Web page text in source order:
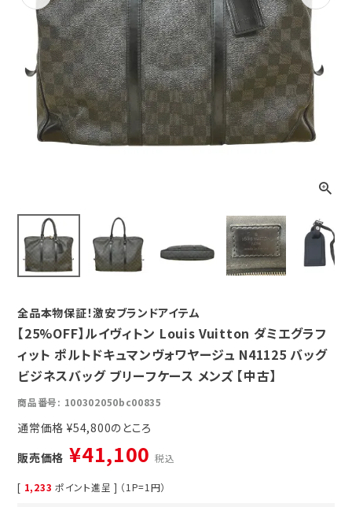
Previous Next
全品本物保証！激安ブランドアイテム
【25%OFF】ルイヴィトン Louis Vuitton ダミエグラフ
ィット ポルトドキュマンヴォワヤージュ N41125 バッグ
ビジネスバッグ ブリーフケース メンズ 【中古】
商品番号 100302050bc00835
通常価格 ¥54,800
販売価格 ¥41,100 税込
[ 1,233 ポイント進呈 ] （1P=1円）